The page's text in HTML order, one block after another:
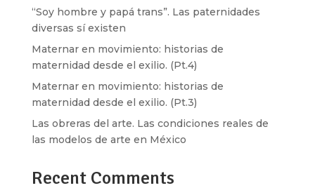
“Soy hombre y papá trans”. Las paternidades
diversas sí existen
Maternar en movimiento: historias de
maternidad desde el exilio. (Pt.4)
Maternar en movimiento: historias de
maternidad desde el exilio. (Pt.3)
Las obreras del arte. Las condiciones reales de
las modelos de arte en México
Recent Comments